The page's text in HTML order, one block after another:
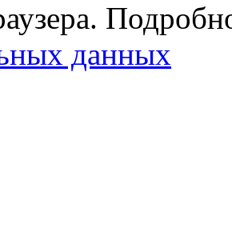
данных